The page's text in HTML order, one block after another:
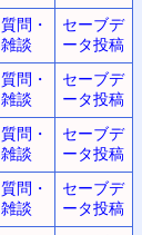
質問・
雑談
セーブデ
ータ投稿
質問・
雑談
セーブデ
ータ投稿
質問・
雑談
セーブデ
ータ投稿
質問・
雑談
セーブデ
ータ投稿